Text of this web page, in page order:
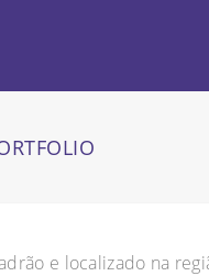
e localizado na